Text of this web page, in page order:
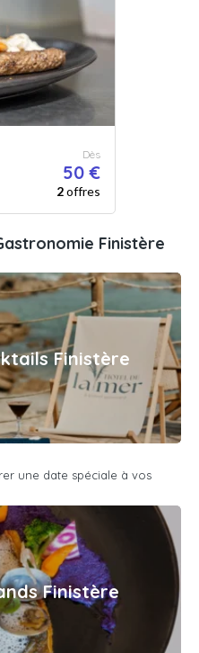
Dès
50 €
2offres
Finistère
Finistère
une date spéciale à vos
Finistère